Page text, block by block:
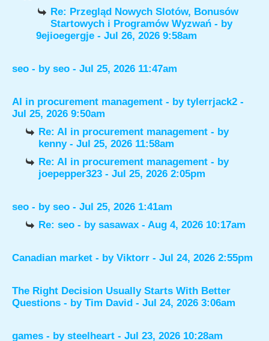
Re: Przegląd Nowych Slotów, Bonusów
Startowych i Programów Wyzwań - by
9ejioegergje - Jul 26, 2026 9:58am
seo - by seo - Jul 25, 2026 11:47am
AI in procurement management - by tylerrjack2 -
Jul 25, 2026 9:50am
Re: AI in procurement management - by
kenny- Jul 25, 2026 11:58am
Re: AI in procurement management - by
joepepper323 - Jul 25, 2026 2:05pm
seo - by seo - Jul 25, 2026 1:41am
Re: seo - bysasawax - Aug 4, 2026 10:17am
Canadian market - by Viktorr - Jul 24, 2026 2:55pm
The Right Decision Usually Starts With Better
Questions - by Tim David - Jul 24, 2026 3:06am
games - by steelheart - Jul 23, 2026 10:28am